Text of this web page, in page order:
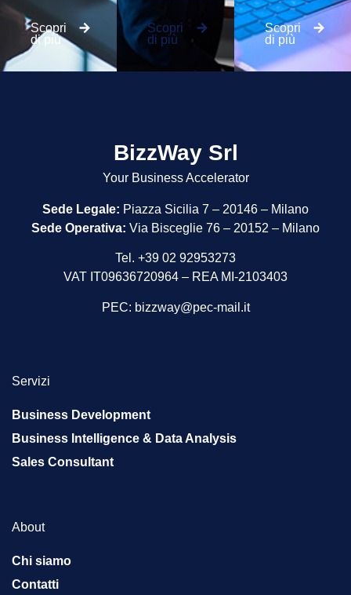
Scopri
di più
Scopri
di più
Scopri
di più
BizzWay Srl
Your Business Accelerator
Sede Legale: Piazza Sicilia 7 – 20146 – Milano
Sede Operativa: Via Bisceglie 76 – 20152 – Milano
Tel. +39 02 92953273
VAT IT09636720964 – REA MI-2103403
PEC: bizzway@pec-mail.it
Servizi
Business Development
Business Intelligence & Data Analysis
Sales Consultant
About
Chi siamo
Contatti